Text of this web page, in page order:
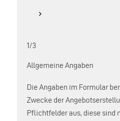
1/3
Allgemeine Angaben
Die Angaben im Formular
Zwecke der
Pflichtfelder aus, diese sind